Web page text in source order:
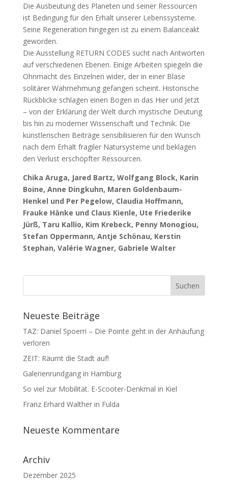
Die Ausbeutung des Planeten und seiner Ressourcen
ist Bedingung für den Erhalt unserer Lebenssysteme.
Seine Regeneration hingegen ist zu einem Balanceakt
geworden.
Die Ausstellung RETURN CODES sucht nach Antworten
auf verschiedenen Ebenen. Einige Arbeiten spiegeln die
Ohnmacht des Einzelnen wider, der in einer Blase
solitärer Wahrnehmung gefangen scheint. Historische
Rückblicke schlagen einen Bogen in das Hier und Jetzt
– von der Erklärung der Welt durch mystische Deutung
bis hin zu moderner Wissenschaft und Technik. Die
künstlerischen Beiträge sensibilisieren für den Wunsch
nach dem Erhalt fragiler Natursysteme und beklagen
den Verlust erschöpfter Ressourcen.
Chika Aruga, Jared Bartz, Wolfgang Block, Karin
Boine, Anne Dingkuhn, Maren Goldenbaum-
Henkel und Per Pegelow, Claudia Hoffmann,
Frauke Hänke und Claus Kienle, Ute Friederike
Jürß, Taru Kallio, Kim Krebeck, Penny Monogiou,
Stefan Oppermann, Antje Schönau, Kerstin
Stephan, Valérie Wagner, Gabriele Walter
Neueste Beiträge
TAZ: Daniel Spoerri – Die Pointe geht in der Anhäufung
verloren
ZEIT: Räumt die Stadt auf!
Galerienrundgang in Hamburg
So viel zur Mobilität. E-Scooter-Denkmal in Kiel
Franz Erhard Walther in Fulda
Neueste Kommentare
Archiv
Dezember 2025